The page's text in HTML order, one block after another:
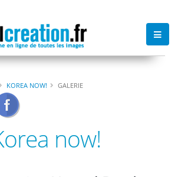
KOREA NOW! GALERIE
now!